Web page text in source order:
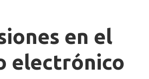
en el
electrónico